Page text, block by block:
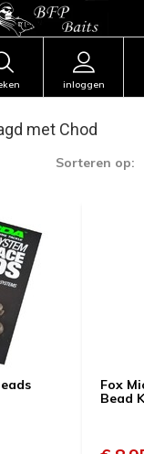
inloggen
met Chod
Sorteren op:
Fox
Bead